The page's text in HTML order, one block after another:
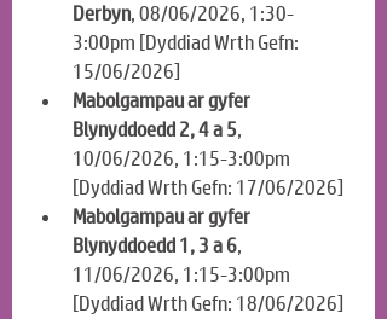
Derbyn, 08/06/2026, 1:30-
3:00pm [Dyddiad Wrth Gefn:
15/06/2026]
Mabolgampau ar gyfer
Blynyddoedd 2, 4 a 5,
10/06/2026, 1:15-3:00pm
[Dyddiad Wrth Gefn: 17/06/2026]
Mabolgampau ar gyfer
Blynyddoedd 1, 3 a 6,
11/06/2026, 1:15-3:00pm
[Dyddiad Wrth Gefn: 18/06/2026]